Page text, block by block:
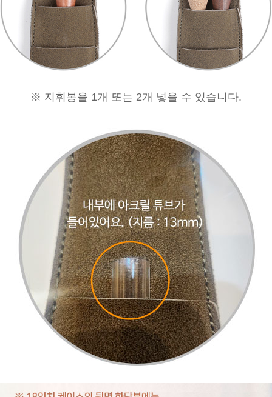
※ 지휘봉을 1개 또는 2개 넣을 수 있습니다.